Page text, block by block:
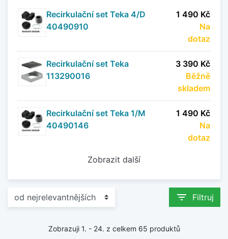
Recirkulační set Teka 4/D
40490910
1 490 Kč
Na
dotaz
Recirkulační set Teka
113290016
3 390 Kč
Běžně
skladem
Recirkulační set Teka 1/M
40490146
1 490 Kč
Na
dotaz
Zobrazit další
filter_list Filtruj
Zobrazuji 1. - 24. z celkem 65 produktů